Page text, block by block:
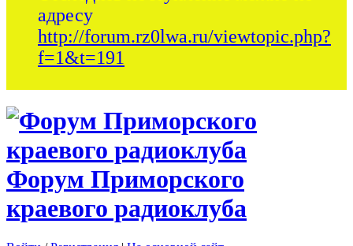
адресу
http://forum.rz0lwa.ru/viewtopic.php?
f=1&t=191
Форум Приморского
краевого радиоклуба